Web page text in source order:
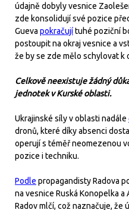
údajně dobyly vesnice
zde konsolidují své pozice
Gueva pokračujítuhé poziční
postoupit na okraj vesnice a
že by se zde mělo schylovat k
Celkově neexistuje žádný
jednotek v Kurské oblasti.
Ukrajinské síly v oblasti nadále
dronů, které díky absenci
operují s téměř neomezenou
pozice i techniku.
Podle propagandisty Radova
na vesnice Ruská Konopelka
Radov mlčí, což naznačuje, že